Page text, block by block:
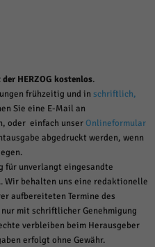
HERZOG kostenlos.
frühzeitig und in schriftlich,
Sie eine E-Mail an
oder einfach unserOnlineformular
abgedruckt werden, wenn
für unverlangt eingesandte
Wir behalten uns eine redaktionelle
aufbereiteten Termine des
mit schriftlicher Genehmigung
verbleiben beim Herausgeber
erfolgt ohne Gewähr.